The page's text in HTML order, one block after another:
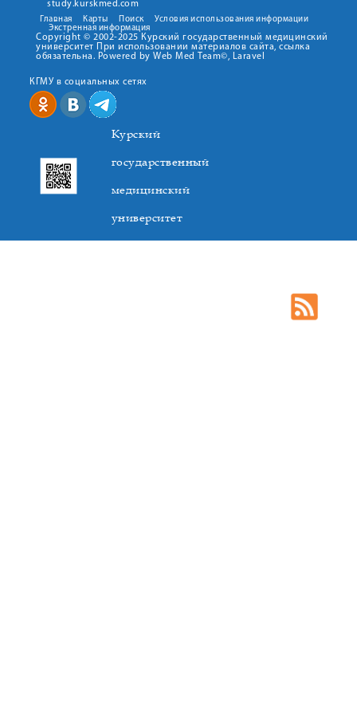
study.kurskmed.com
Главная Карты Поиск
Условия использования информации
Экстренная информация
Copyright © 2002-2025 Курский государственный медицинский
университет При использовании материалов сайта, ссылка
обязательна. Powered by Web Med Team©, Laravel
КГМУ в социальных сетях
Курский
государственный
медицинский
университет